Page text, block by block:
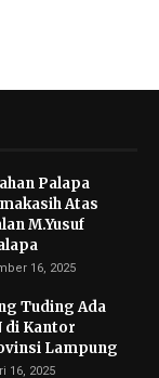
Palapa
Atas
M.Yusuf
16, 2025
Tuding Ada
di Kantor
Lampung
16, 2025